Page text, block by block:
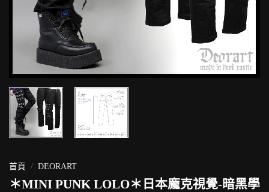
首頁 / DEORART
＊MINI PUNK LOLO＊日本龐克視覺-暗黑學